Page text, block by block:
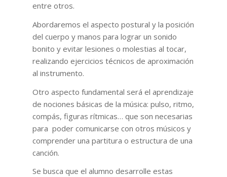
entre otros.
Abordaremos el aspecto postural y la posición
del cuerpo y manos para lograr un sonido
bonito y evitar lesiones o molestias al tocar,
realizando ejercicios técnicos de aproximación
al instrumento.
Otro aspecto fundamental será el aprendizaje
de nociones básicas de la música: pulso, ritmo,
compás, figuras rítmicas… que son necesarias
para poder comunicarse con otros músicos y
comprender una partitura o estructura de una
canción.
Se busca que el alumno desarrolle estas